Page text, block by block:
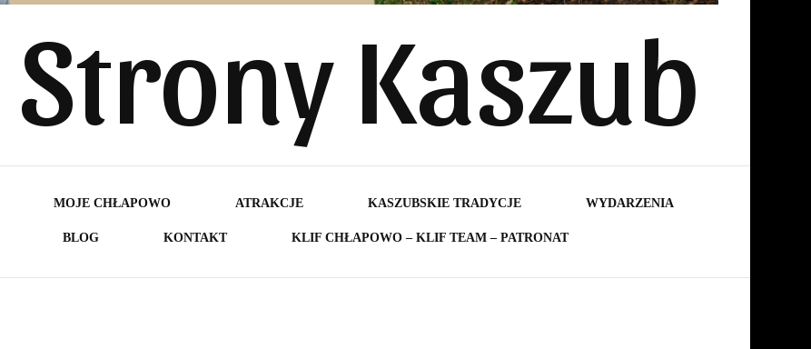
Kaszub
MOJE CHŁAPOWO ATRAKCJE KASZUBSKIE TRADYCJE WYDARZENIA
BLOG KONTAKT KLIF CHŁAPOWO – KLIF TEAM – PATRONAT